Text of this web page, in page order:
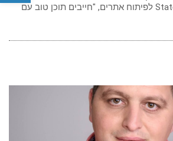
שתזניק
בגוגל
WordPress
רגיל)